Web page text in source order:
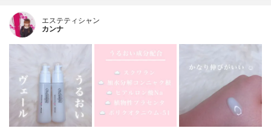
エステティシャン
カンナ